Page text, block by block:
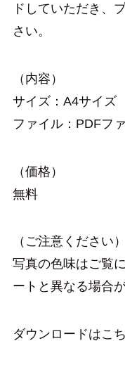
ドしていただき、
さい。
（内容）
サイズ：A4サイ
ファイル：PDFフ
（価格）
無料
（ご注意ください）
写真の色味はご覧
ートと異なる場合
ダウンロードはこ